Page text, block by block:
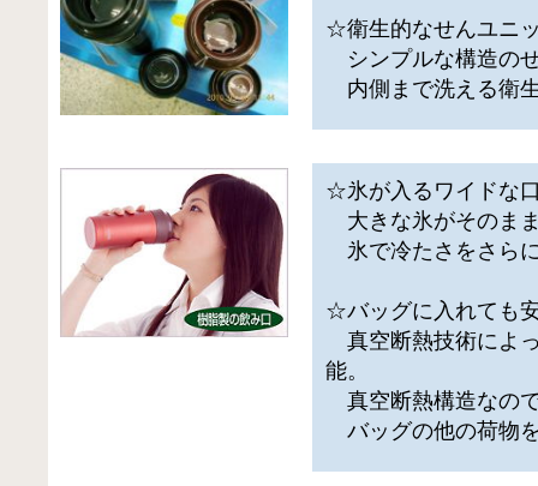
☆衛生的なせんユニ
シンプルな構造の
内側まで洗える衛
☆氷が入るワイドな
大きな氷がそのま
氷で冷たさをさら
☆バッグに入れても
真空断熱技術によ
能。
真空断熱構造なの
バッグの他の荷物